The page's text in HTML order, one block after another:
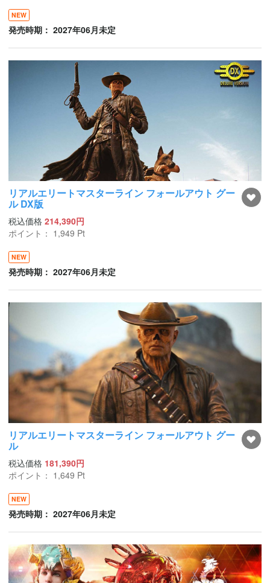
NEW
発売時期： 2027年06月未定
リアルエリートマスターライン フォールアウト グー
ル DX版
税込価格 214,390円
ポイント： 1,949 Pt
NEW
発売時期： 2027年06月未定
リアルエリートマスターライン フォールアウト グー
ル
税込価格 181,390円
ポイント： 1,649 Pt
NEW
発売時期： 2027年06月未定